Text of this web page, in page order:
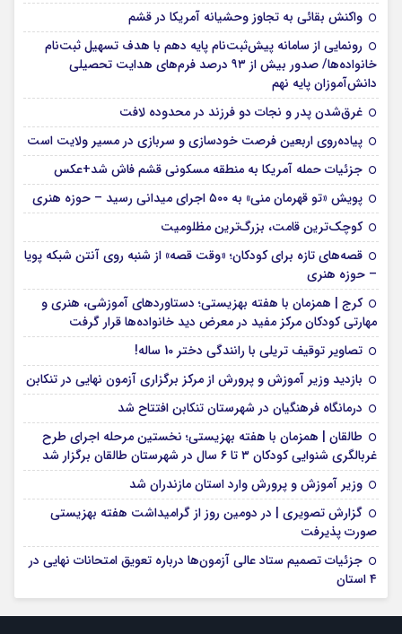
واکنش بقائی به تجاوز وحشیانه آمریکا در قشم
رونمایی از سامانه پیش‌ثبت‌نام پایه دهم با هدف تسهیل ثبت‌نام
خانواده‌ها/ صدور بیش از ۹۳ درصد فرم‌های هدایت تحصیلی
دانش‌آموزان پایه نهم
غرق‌شدن پدر و نجات دو فرزند در محدوده لافت
پیاده‌روی اربعین فرصت خودسازی و سربازی در مسیر ولایت است
جزئیات حمله آمریکا به منطقه مسکونی قشم فاش شد+عکس
پویش «تو قهرمان منی» به ۵۰۰ اجرای میدانی رسید – حوزه هنری
کوچک‌ترین قامت، بزرگ‌ترین مظلومیت
قصه‌های تازه برای کودکان؛ «وقت قصه» از شنبه روی آنتن شبکه پویا
– حوزه هنری
کرج | همزمان با هفته بهزیستی؛ دستاوردهای آموزشی، هنری و
مهارتی کودکان مرکز مفید در معرض دید خانواده‌ها قرار گرفت
تصاویر توقیف تریلی با رانندگی دختر 10 ساله!
بازدید وزیر آموزش و پرورش از مرکز برگزاری آزمون نهایی در تنکابن
درمانگاه فرهنگیان در شهرستان تنکابن افتتاح شد
طالقان | همزمان با هفته بهزیستی؛ نخستین مرحله اجرای طرح
غربالگری شنوایی کودکان ۳ تا ۶ سال در شهرستان طالقان برگزار شد
وزیر آموزش و پرورش وارد استان مازندران شد
گزارش تصویری | در دومین روز از گرامیداشت هفته بهزیستی
صورت پذیرفت
جزئیات تصمیم ستاد عالی آزمون‌ها درباره تعویق امتحانات نهایی در
۴ استان